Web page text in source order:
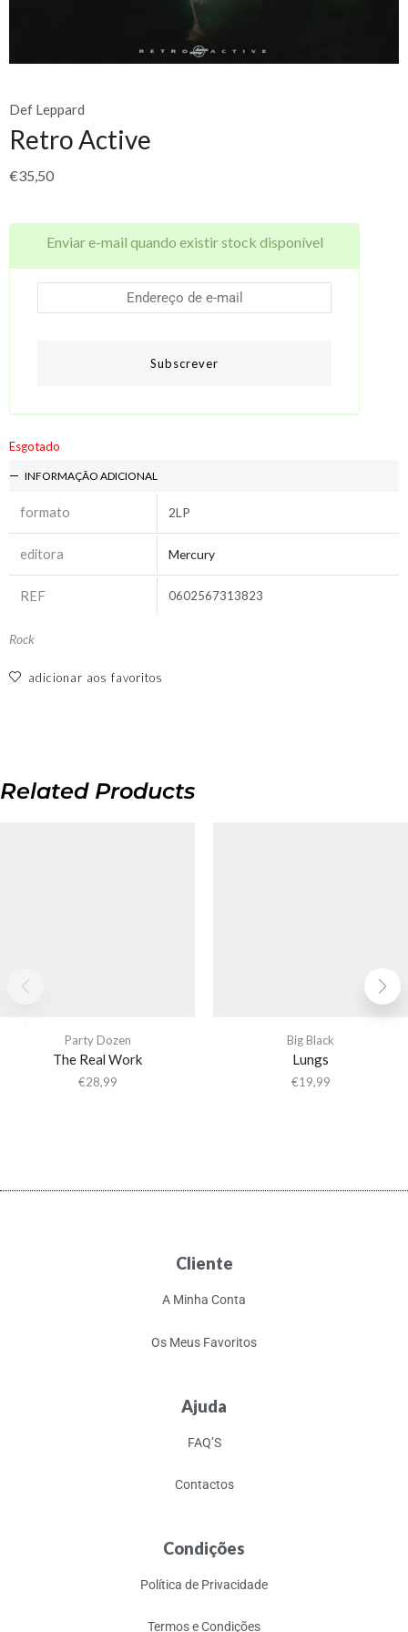
Def Leppard
Retro Active
€35,50
Enviar e-mail quando existir stock disponível
Subscrever
Esgotado
INFORMAÇÃO ADICIONAL
formato 2LP
editora Mercury
REF 0602567313823
Rock
adicionar aos favoritos
Related Products
Party Dozen
The Real Work
€28,99
Big Black
Lungs
€19,99
Cliente
A Minha Conta
Os Meus Favoritos
Ajuda
FAQ’S
Contactos
Condições
Política de Privacidade
Termos e Condições